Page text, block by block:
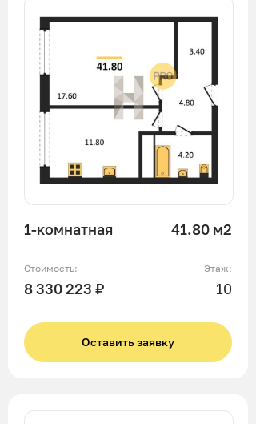
1-комнатная 41.80 м2
Стоимость:
8 330 223 ₽
Этаж:
10
Оставить заявку